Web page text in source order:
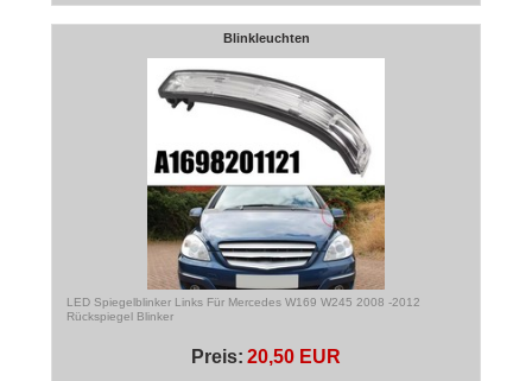
Blinkleuchten
LED Spiegelblinker Links Für Mercedes W169 W245 2008 -2012
Rückspiegel Blinker
Preis: 20,50 EUR